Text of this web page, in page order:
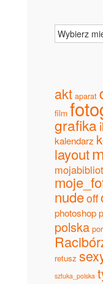
Archiwa
akt aparat
film
grafika
kalendarz
layout
nudeoff
photoshop
polska
retusz
sztuka_polska